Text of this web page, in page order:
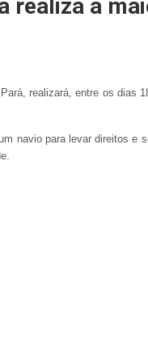
realiza a
realizará, entre os dias
navio para levar direitos